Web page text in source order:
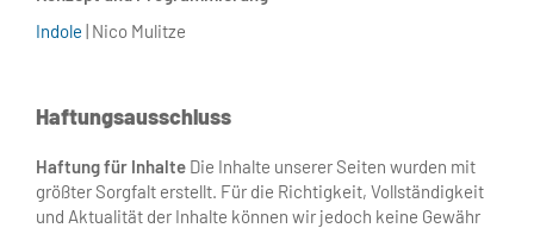
Indole | Nico Mulitze
Haftungsausschluss
Haftung für Inhalte Die Inhalte unserer Seiten wurden mit
größter Sorgfalt erstellt. Für die Richtigkeit, Vollständigkeit
und Aktualität der Inhalte können wir jedoch keine Gewähr